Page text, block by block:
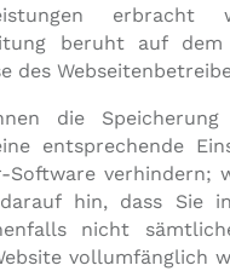
erbracht
beruht auf dem
des
die
entsprechende
Software verhindern;
hin, dass Sie
nicht
vollumfänglich